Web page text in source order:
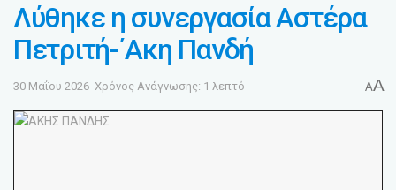
Λύθηκε η συνεργασία Αστέρα
Πετριτή-΄Ακη Πανδή
30 Μαΐου 2026 Χρόνος Ανάγνωσης: 1 λεπτό AA